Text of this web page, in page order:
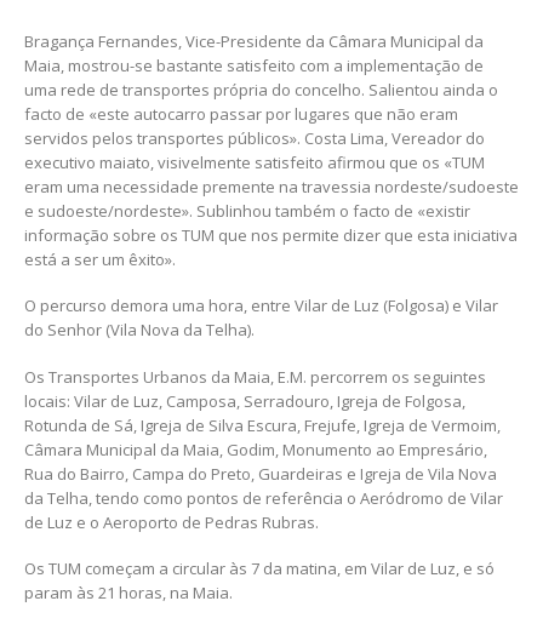
Bragança Fernandes, Vice-Presidente da Câmara Municipal da
Maia, mostrou-se bastante satisfeito com a implementação de
uma rede de transportes própria do concelho. Salientou ainda o
facto de «este autocarro passar por lugares que não eram
servidos pelos transportes públicos». Costa Lima, Vereador do
executivo maiato, visivelmente satisfeito afirmou que os «TUM
eram uma necessidade premente na travessia nordeste/sudoeste
e sudoeste/nordeste». Sublinhou também o facto de «existir
informação sobre os TUM que nos permite dizer que esta iniciativa
está a ser um êxito».
O percurso demora uma hora, entre Vilar de Luz (Folgosa) e Vilar
do Senhor (Vila Nova da Telha).
Os Transportes Urbanos da Maia, E.M. percorrem os seguintes
locais: Vilar de Luz, Camposa, Serradouro, Igreja de Folgosa,
Rotunda de Sá, Igreja de Silva Escura, Frejufe, Igreja de Vermoim,
Câmara Municipal da Maia, Godim, Monumento ao Empresário,
Rua do Bairro, Campa do Preto, Guardeiras e Igreja de Vila Nova
da Telha, tendo como pontos de referência o Aeródromo de Vilar
de Luz e o Aeroporto de Pedras Rubras.
Os TUM começam a circular às 7 da matina, em Vilar de Luz, e só
param às 21 horas, na Maia.